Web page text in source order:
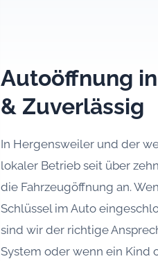
Autoöffnung
& Zuverlässig
In Hergensweiler und der
lokaler Betrieb seit über
die Fahrzeugöffnung an.
Schlüssel im Auto
sind wir der richtige
System oder wenn ein Kind